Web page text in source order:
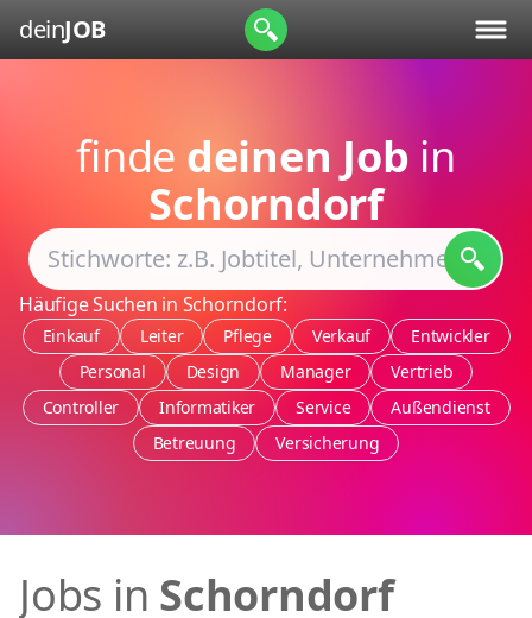
deinJOB
finde deinen Job in
Schorndorf
Häufige Suchen in Schorndorf:
Einkauf Leiter Pflege Verkauf
Entwickler
Personal
Design Manager
Vertrieb
Controller
Informatiker Service
Außendienst
Betreuung
Versicherung
Jobs in Schorndorf